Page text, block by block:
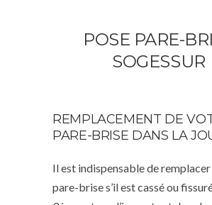
POSE PARE-
SOGESSUR
REMPLACEMENT DE
PARE-BRISE DANS LA
Il est indispensable de
pare-brise s’il est cassé ou